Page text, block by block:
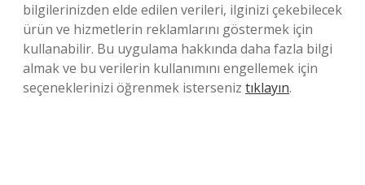
bilgilerinizden elde edilen verileri, ilginizi çekebilecek
ürün ve hizmetlerin reklamlarını göstermek için
kullanabilir. Bu uygulama hakkında daha fazla bilgi
almak ve bu verilerin kullanımını engellemek için
seçeneklerinizi öğrenmek isterseniz tıklayın.